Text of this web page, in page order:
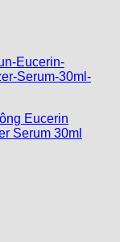
Eucerin
Serum 30ml